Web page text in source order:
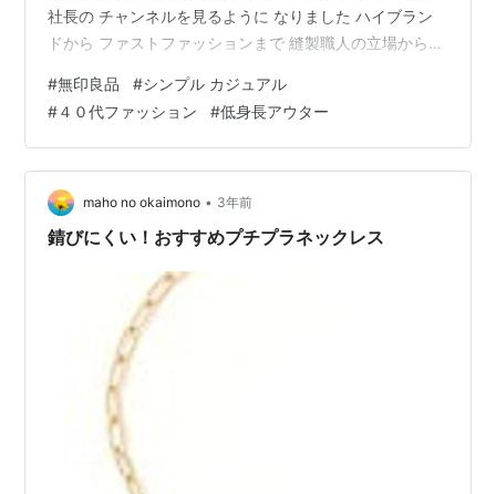
社長の チャンネルを見るように なりました ハイブラン
ドから ファストファッションまで 縫製職人の立場から、
も 暴いていく（？） おもしろい チャンネルです 腰が低
く 温厚そうな ４０代の 社長さんと、 さっぱりとして 怖
いものなしの ２０代の 保坂くん（企画・編集担当） と
のやりとりも、おもしろい＾＾ ちょっと前の “ 無印良品
” の 回では、 担当者の 商…
#無印良品 #シンプル カジュアル
#４０代ファッション #低身長アウター
maho no okaimono • 3年前
錆びにくい！おすすめプチプラネックレス